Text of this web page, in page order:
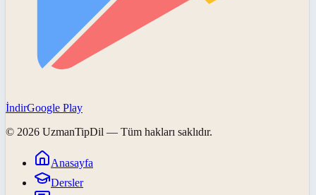
İndirGoogle Play
© 2026 UzmanTipDil — Tüm hakları saklıdır.
Anasayfa
Dersler